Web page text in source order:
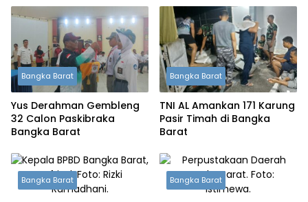
Bangka Barat
Yus Derahman Gembleng
32 Calon Paskibraka
Bangka Barat
Bangka Barat
TNI AL Amankan 171 Karung
Pasir Timah di Bangka
Barat
Bangka Barat Bangka Barat